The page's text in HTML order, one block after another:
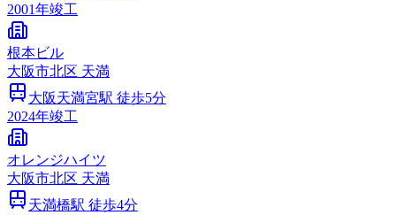
2001年竣工
根本ビル
大阪市北区 天満
大阪天満宮駅 徒歩5分
2024年竣工
オレンジハイツ
大阪市北区 天満
天満橋駅 徒歩4分